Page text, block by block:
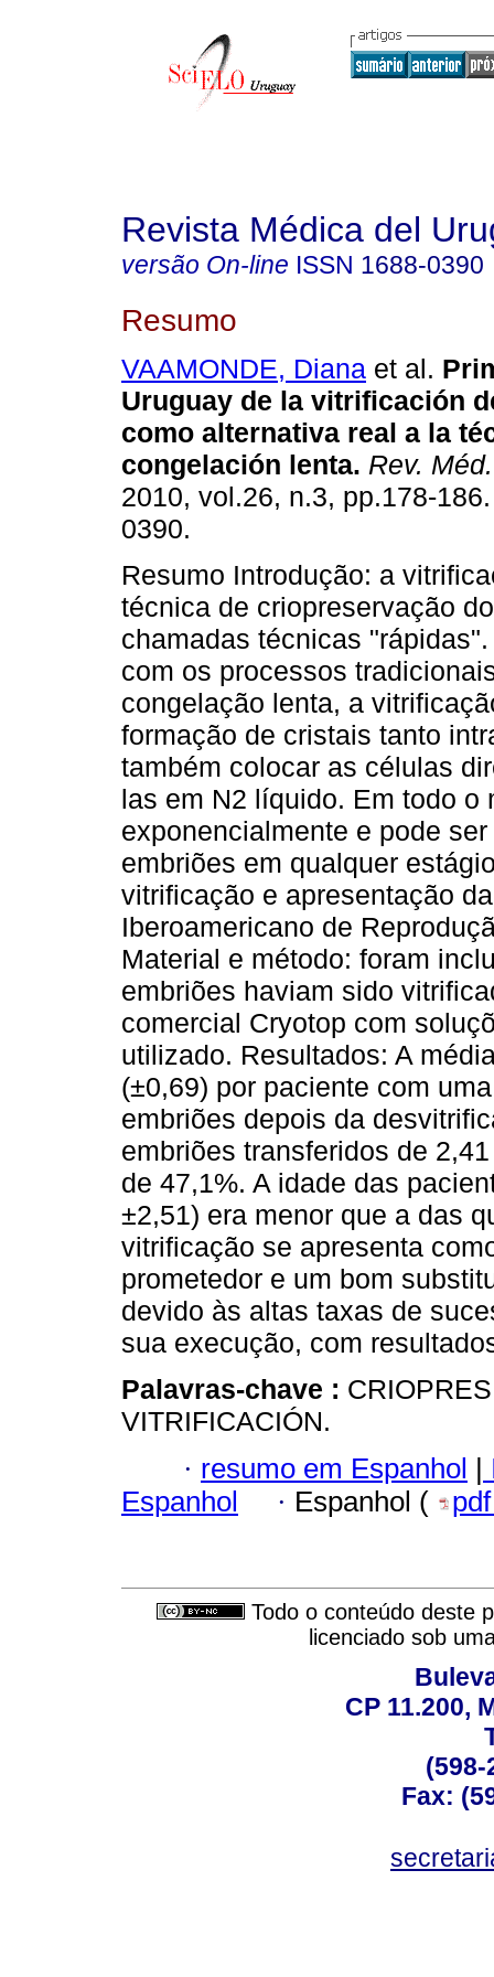
Revista Médica del
versão On-line ISSN 1688-0390
Resumo
VAAMONDE, Diana et al.
Uruguay de la vitrificación
como alternativa real a la
congelación lenta. Rev.
2010, vol.26, n.3, pp.178-
0390.
Resumo Introdução: a
técnica de criopreservação
chamadas técnicas
com os processos
congelação lenta, a
formação de cristais tanto
também colocar as células
las em N2 líquido. Em todo o
exponencialmente e pode
embriões em qualquer
vitrificação e apresentação
Iberoamericano de
Material e método: foram
embriões haviam sido
comercial Cryotop com
utilizado. Resultados: A
(±0,69) por paciente com
embriões depois da
embriões transferidos de
de 47,1%. A idade das
±2,51) era menor que a das
vitrificação se apresenta
prometedor e um bom
devido às altas taxas de
sua execução, com
Palavras-chave :
VITRIFICACIÓN.
· resumo em Espanhol |
Espanhol
· Espanhol (
Todo o conteúdo deste
licenciado sob
CP 11.200,
(598-
Fax: